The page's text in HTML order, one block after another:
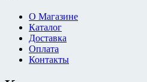
О Магазине
Каталог
Доставка
Оплата
Контакты